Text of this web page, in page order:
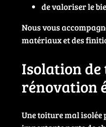
de valoriser le
Nous vous
matériaux et des
Isolation
rénovation
Une toiture mal isolée